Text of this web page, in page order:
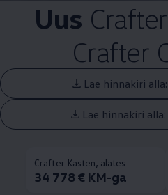
Uus
Crafter
Lae hinnakiri
Lae hinnakiri
Crafter Kasten, alates
34 778 € KM-ga